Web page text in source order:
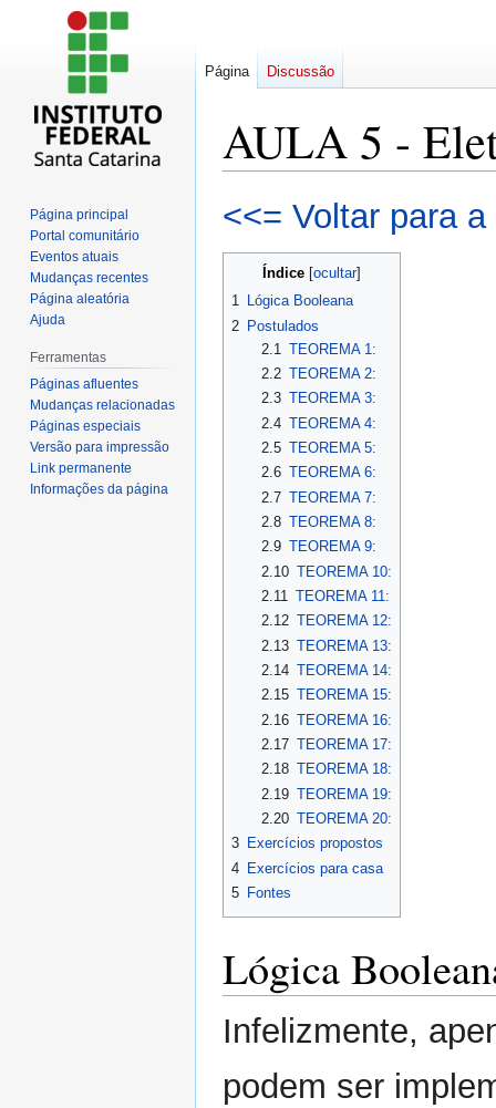
AULA 5 -
para
navegação
para
pesquisar
<<= Voltar para
Índice
1 Lógica Booleana
2 Postulados
2.1
TEOREMA 1:
2.2 TEOREMA 2:
2.3 TEOREMA 3:
2.4 TEOREMA 4:
2.5 TEOREMA 5:
2.6 TEOREMA 6:
2.7 TEOREMA 7:
2.8 TEOREMA 8:
2.9 TEOREMA 9:
2.10 TEOREMA 10:
2.11 TEOREMA 11:
2.12 TEOREMA 12:
2.13 TEOREMA 13:
2.14 TEOREMA 14:
2.15 TEOREMA 15:
2.16 TEOREMA 16:
2.17 TEOREMA 17:
2.18 TEOREMA 18:
2.19 TEOREMA 19:
2.20 TEOREMA 20:
3 Exercícios propostos
4 Exercícios para casa
5 Fontes
Lógica
Infelizmente,
podem ser
Página Discussão
Página principal
Portal comunitário
Eventos atuais
Mudanças recentes
Página aleatória
Ajuda
Ferramentas
Páginas afluentes
Mudanças relacionadas
Páginas especiais
Versão para impressão
Link permanente
Informações da página